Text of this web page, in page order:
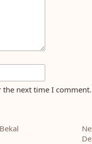
the next time I comment.